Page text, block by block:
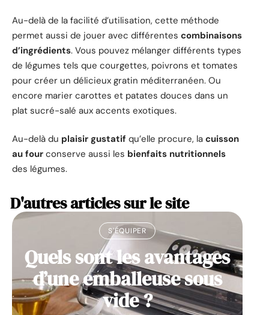
Au-delà de la facilité d’utilisation, cette méthode
permet aussi de jouer avec différentes combinaisons
d’ingrédients. Vous pouvez mélanger différents types
de légumes tels que courgettes, poivrons et tomates
pour créer un délicieux gratin méditerranéen. Ou
encore marier carottes et patates douces dans un
plat sucré-salé aux accents exotiques.
Au-delà du plaisir gustatif qu’elle procure, la cuisson
au four conserve aussi les bienfaits nutritionnels
des légumes.
D'autres articles sur le site
S'ÉQUIPER
Quels sont les avantages
d’une emballeuse sous
vide ?